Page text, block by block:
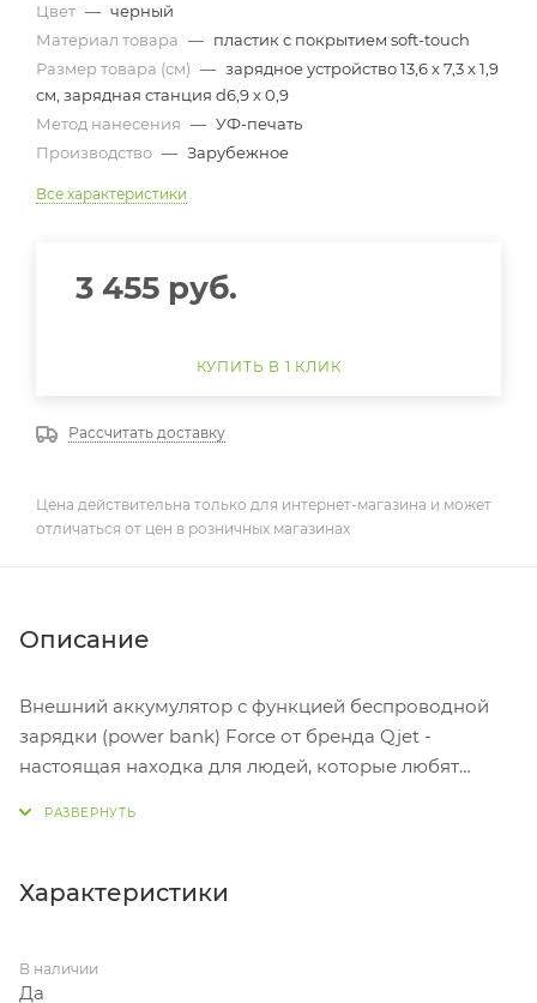
Цвет — черный
Материал товара — пластик с покрытием soft-touch
Размер товара (см) — зарядное устройство 13,6 х 7,3 х 1,9
см, зарядная станция d6,9 х 0,9
Метод нанесения — УФ-печать
Производство — Зарубежное
Все характеристики
3 455 руб.
КУПИТЬ В 1 КЛИК
Рассчитать доставку
Цена действительна только для интернет-магазина и может
отличаться от цен в розничных магазинах
Описание
Внешний аккумулятор с функцией беспроводной
зарядки (power bank) Force от бренда Qjet -
настоящая находка для людей, которые любят
ощупь покрытие Soft Touch”. Индикатор всегда
несколько устройств. Самое главное - теперь можно
Характеристики
В наличии
Да